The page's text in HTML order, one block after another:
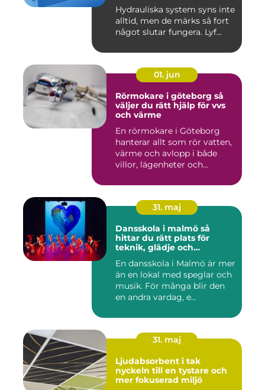
Hydrauliska system syns inte
alltid, men de märks så fort
något slutar fungera. Lyf...
01. jun
Rörmokare i göteborg så
väljer du rätt hjälp för vvs
och värme
En rörmokare i Göteborg
hanterar allt som rör vatten,
värme och avlopp i både
villor, lägenheter och...
31. maj
Dansskola i malmö så
hittar du rätt plats för
teknik, glädje och
En dansskola i Malmö är mer
än en lokal med speglar och
musik. För många blir den
en andra vardag, e...
31. maj
Ljudabsorbent i tak
nyckeln till en tystare och
mer fokuserad miljö